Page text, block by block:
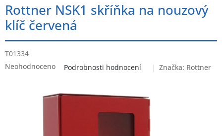
Rottner NSK1 skříňka na nouzový
klíč červená
T01334
Průměrné
Neohodnoceno Podrobnosti hodnocení Značka: Rottner